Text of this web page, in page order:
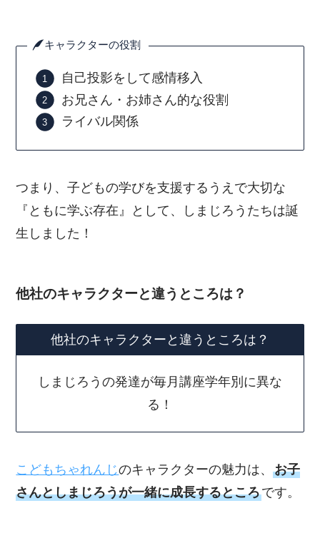
キャラクターの役割
自己投影をして感情移入
お兄さん・お姉さん的な役割
ライバル関係
つまり、子どもの学びを支援するうえで大切な
『ともに学ぶ存在』として、しまじろうたちは誕
生しました！
他社のキャラクターと違うところは？
他社のキャラクターと違うところは？
しまじろうの発達が毎月講座学年別に異な
る！
こどもちゃれんじのキャラクターの魅力は、お子
さんとしまじろうが一緒に成長するところです。